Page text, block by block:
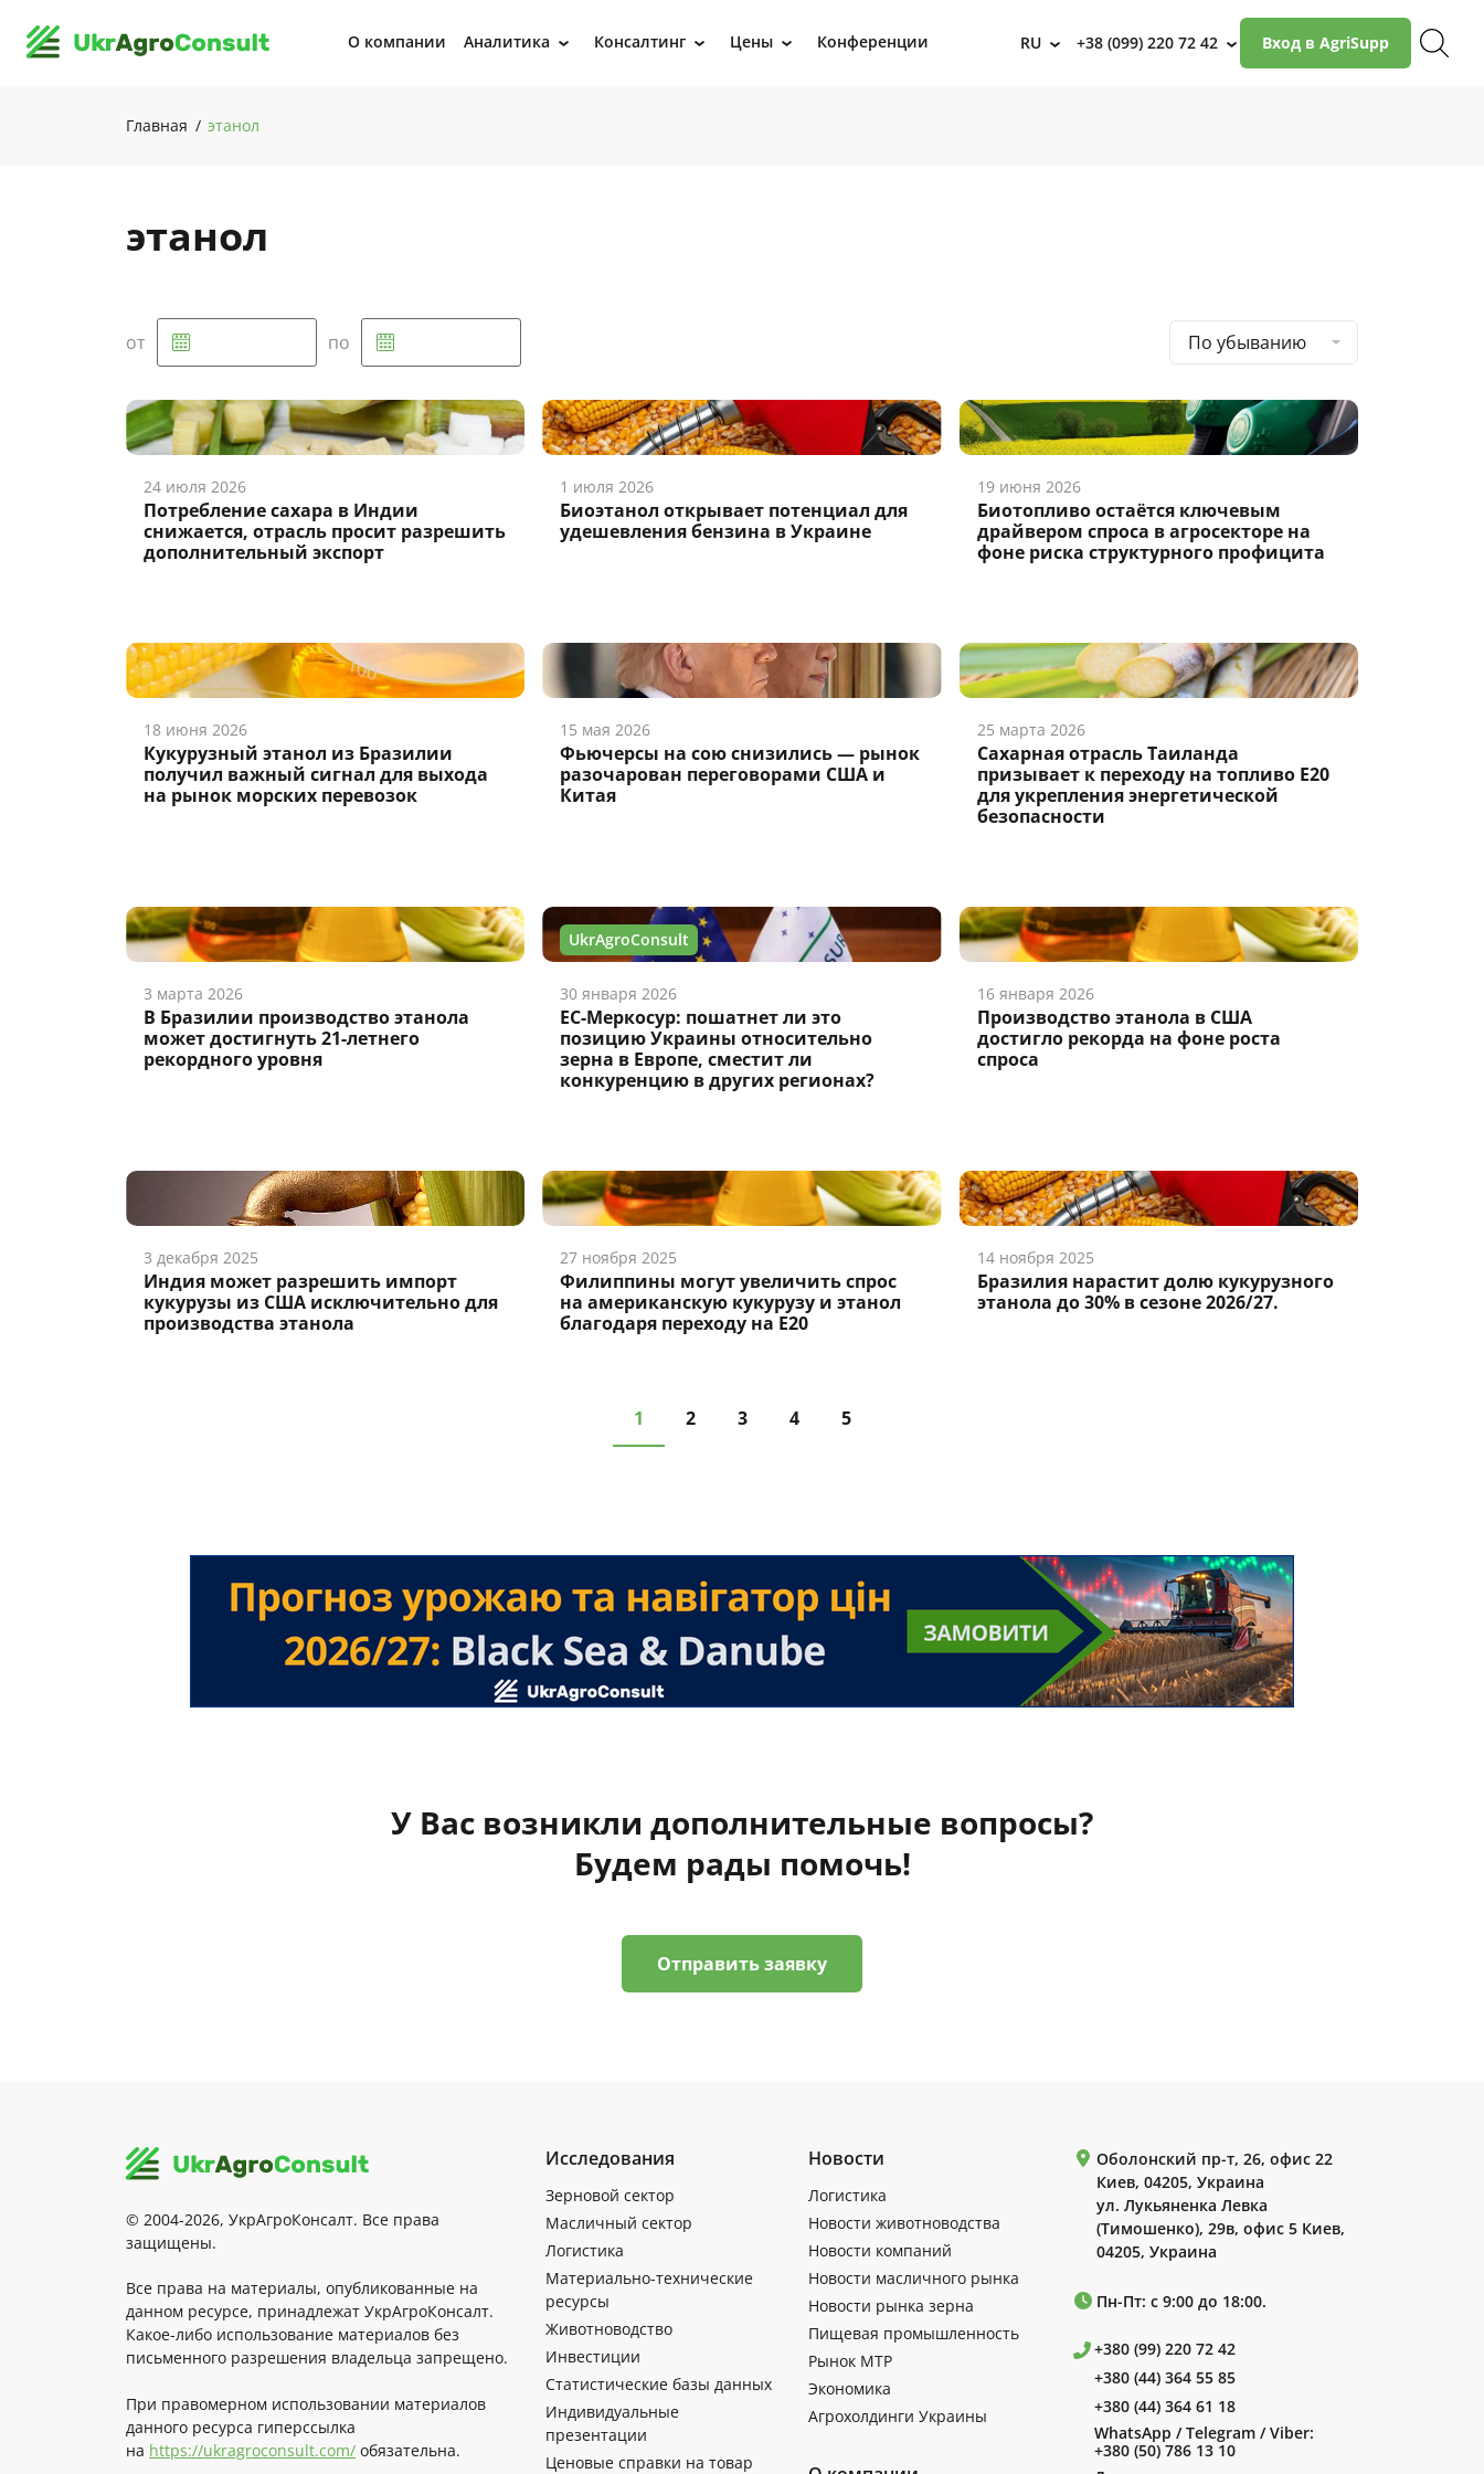
О компании Аналитика › Консалтинг › Цены › Конференции RU › +38 (099) 220 72 42 › Вход в AgriSupp
Главная этанол
этанол
от по По убыванию
24 июля 2026
Потребление сахара в Индии
снижается, отрасль просит разрешить
дополнительный экспорт
1 июля 2026
Биоэтанол открывает потенциал для
удешевления бензина в Украине
19 июня 2026
Биотопливо остаётся ключевым
драйвером спроса в агросекторе на
фоне риска структурного профицита
18 июня 2026
Кукурузный этанол из Бразилии
получил важный сигнал для выхода
на рынок морских перевозок
15 мая 2026
Фьючерсы на сою снизились — рынок
разочарован переговорами США и
Китая
25 марта 2026
Сахарная отрасль Таиланда
призывает к переходу на топливо E20
для укрепления энергетической
безопасности
3 марта 2026
В Бразилии производство этанола
может достигнуть 21-летнего
рекордного уровня
UkrAgroConsult
30 января 2026
ЕС-Меркосур: пошатнет ли это
позицию Украины относительно
зерна в Европе, сместит ли
конкуренцию в других регионах?
16 января 2026
Производство этанола в США
достигло рекорда на фоне роста
спроса
3 декабря 2025
Индия может разрешить импорт
кукурузы из США исключительно для
производства этанола
27 ноября 2025
Филиппины могут увеличить спрос
на американскую кукурузу и этанол
благодаря переходу на E20
14 ноября 2025
Бразилия нарастит долю кукурузного
этанола до 30% в сезоне 2026/27.
1 2 3 4 5
У Вас возникли дополнительные вопросы?
Будем рады помочь!
Отправить заявку
© 2004-2026, УкрАгроКонсалт. Все права
защищены.
Все права на материалы, опубликованные на
данном ресурсе, принадлежат УкрАгроКонсалт.
Какое-либо использование материалов без
письменного разрешения владельца запрещено.
При правомерном использовании материалов
данного ресурса гиперссылка
на https://ukragroconsult.com/ обязательна.
Исследования
Зерновой сектор
Масличный сектор
Логистика
Материально-технические
ресурсы
Животноводство
Инвестиции
Статистические базы данных
Индивидуальные
презентации
Ценовые справки на товар
Новости
Логистика
Новости животноводства
Новости компаний
Новости масличного рынка
Новости рынка зерна
Пищевая промышленность
Рынок МТР
Экономика
Агрохолдинги Украины
Оболонский пр-т, 26, офис 22
Киев, 04205, Украина
ул. Лукьяненка Левка
(Тимошенко), 29в, офис 5 Киев,
04205, Украина
Пн-Пт: с 9:00 до 18:00.
+380 (99) 220 72 42
+380 (44) 364 55 85
+380 (44) 364 61 18
WhatsApp / Telegram / Viber:
+380 (50) 786 13 10